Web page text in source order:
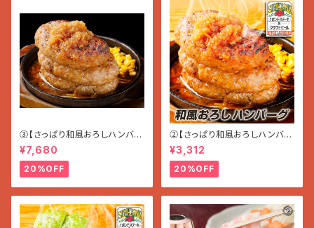
③【さっぱり和風おろしハンバー
グ】〜かぼす風味〜 (180g×7
個入り 1.26kg)
¥7,680
20%OFF
②【さっぱり和風おろしハンバー
グ】〜かぼす風味〜 (180g×3
個入り 5400g)
¥3,312
20%OFF